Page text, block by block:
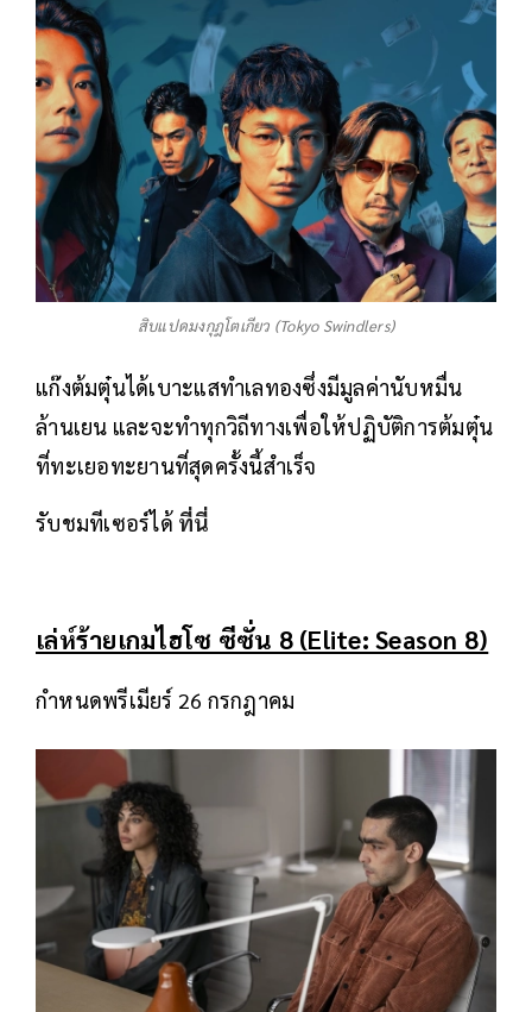
สิบแปดมงกุฎโตเกียว (Tokyo Swindlers)
แก๊งต้มตุ๋นได้เบาะแสทำเลทองซึ่งมีมูลค่านับหมื่น
ล้านเยน และจะทำทุกวิถีทางเพื่อให้ปฏิบัติการต้มตุ๋น
ที่ทะเยอทะยานที่สุดครั้งนี้สำเร็จ
รับชมทีเซอร์ได้ ที่นี่
เล่ห์ร้ายเกมไฮโซ ซีซั่น 8 (Elite: Season 8)
กำหนดพรีเมียร์ 26 กรกฎาคม